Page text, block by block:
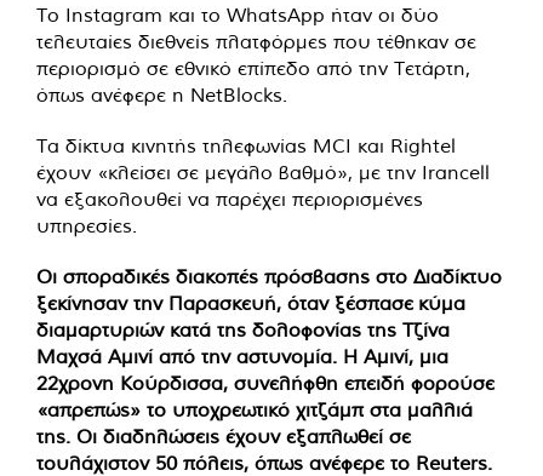
Το Instagram και το WhatsApp ήταν οι δύο
τελευταίες διεθνείς πλατφόρμες που τέθηκαν σε
περιορισμό σε εθνικό επίπεδο από την Τετάρτη,
όπως ανέφερε η NetBlocks.
Τα δίκτυα κινητής τηλεφωνίας MCI και Rightel
έχουν «κλείσει σε μεγάλο βαθμό», με την Irancell
να εξακολουθεί να παρέχει περιορισμένες
υπηρεσίες.
Οι σποραδικές διακοπές πρόσβασης στο Διαδίκτυο
ξεκίνησαν την Παρασκευή, όταν ξέσπασε κύμα
διαμαρτυριών κατά της δολοφονίας της Τζίνα
Μαχσά Αμινί από την αστυνομία. Η Αμινί, μια
22χρονη Κούρδισσα, συνελήφθη επειδή φορούσε
«απρεπώς» το υποχρεωτικό χιτζάμπ στα μαλλιά
της. Οι διαδηλώσεις έχουν εξαπλωθεί σε
τουλάχιστον 50 πόλεις, όπως ανέφερε το Reuters.